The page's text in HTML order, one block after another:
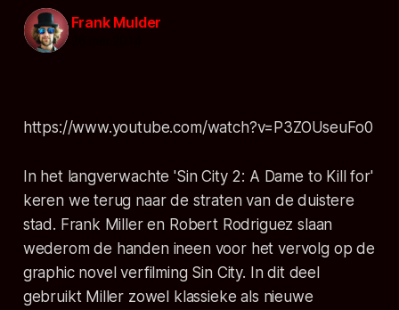
Frank Mulder
https://www.youtube.com/watch?v=P3ZOUseuFo0
In het langverwachte 'Sin City 2: A Dame to Kill for'
keren we terug naar de straten van de duistere
stad. Frank Miller en Robert Rodriguez slaan
wederom de handen ineen voor het vervolg op de
graphic novel verfilming Sin City. In dit deel
gebruikt Miller zowel klassieke als nieuwe